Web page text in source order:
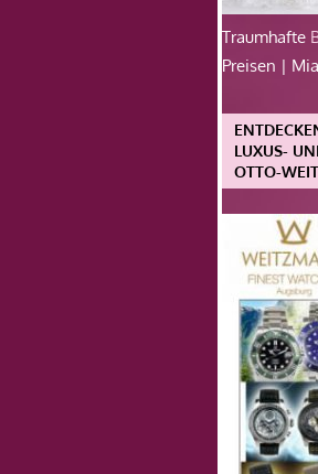
Traumhafte
Preisen |
LUXUS-
OTTO-